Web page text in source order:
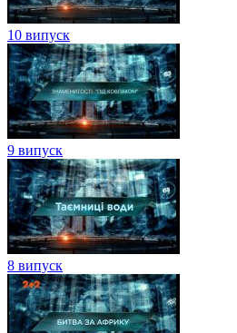
10 випуск
9 випуск
8 випуск